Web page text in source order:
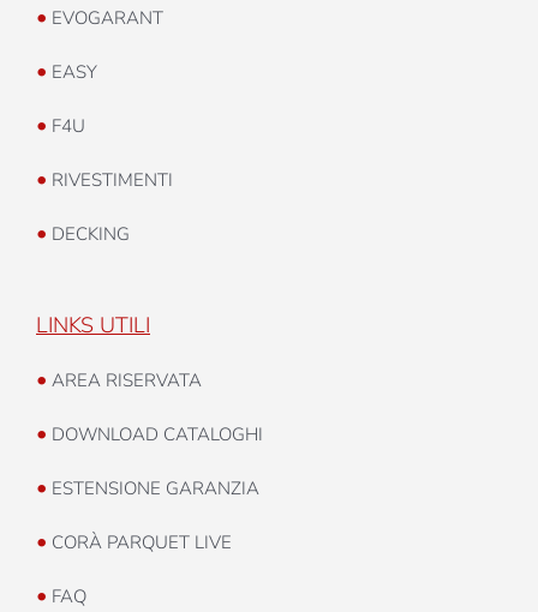
• EVOGARANT
• EASY
• F4U
• RIVESTIMENTI
• DECKING
LINKS UTILI
• AREA RISERVATA
• DOWNLOAD CATALOGHI
• ESTENSIONE GARANZIA
• CORÀ PARQUET LIVE
• FAQ